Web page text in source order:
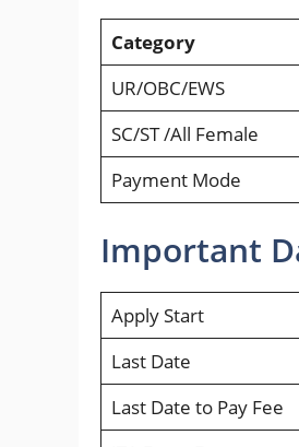
Category
UR/OBC/EWS
SC/ST /All Female
Payment Mode
Important
Apply Start
Last Date
Last Date to Pay Fee